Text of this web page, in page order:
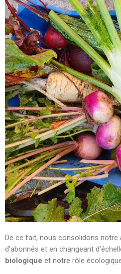
De ce fait, nous consolidons notre
d’abonnés et en changeant
biologique et notre rôle